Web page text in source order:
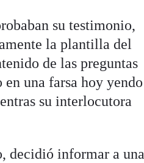
su testimonio,
la plantilla del
de las preguntas
una farsa hoy yendo
su interlocutora
decidió informar a una